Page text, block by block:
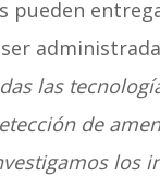
pueden
las
de
los